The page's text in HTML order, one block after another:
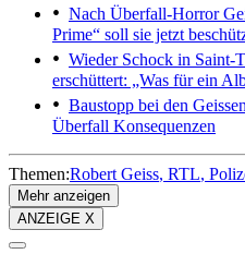
Nach Überfall-Horror
Prime“ soll sie jetzt
Wieder Schock in Saint-
erschüttert: „Was für ein
Baustopp bei den
Überfall Konsequenzen
Themen:Robert Geiss RTL
Mehr anzeigen
ANZEIGE X